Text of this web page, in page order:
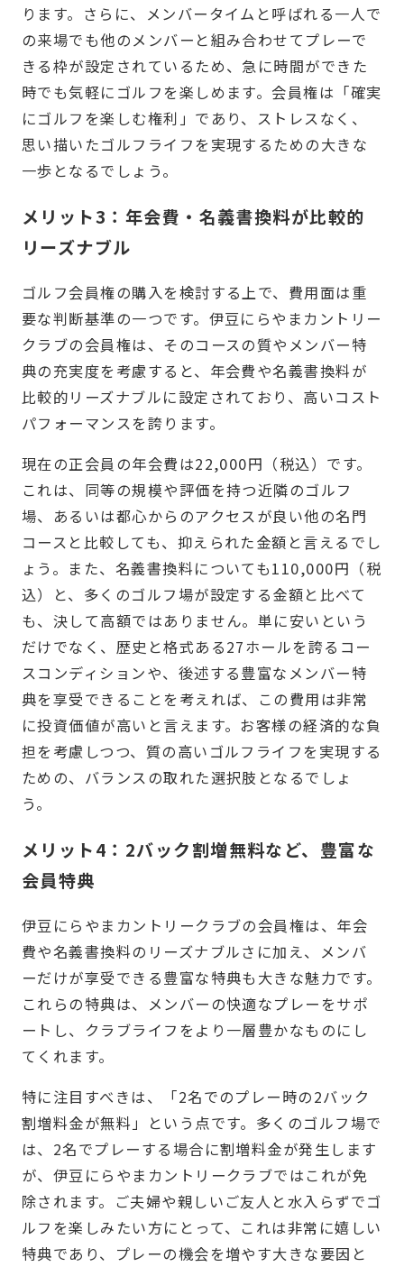
ります。さらに、メンバータイムと呼ばれる一人で
の来場でも他のメンバーと組み合わせてプレーで
きる枠が設定されているため、急に時間ができた
時でも気軽にゴルフを楽しめます。会員権は「確実
にゴルフを楽しむ権利」であり、ストレスなく、
思い描いたゴルフライフを実現するための大きな
一歩となるでしょう。
メリット3：年会費・名義書換料が比較的
リーズナブル
ゴルフ会員権の購入を検討する上で、費用面は重
要な判断基準の一つです。伊豆にらやまカントリー
クラブの会員権は、そのコースの質やメンバー特
典の充実度を考慮すると、年会費や名義書換料が
比較的リーズナブルに設定されており、高いコスト
パフォーマンスを誇ります。
現在の正会員の年会費は22,000円（税込）です。
これは、同等の規模や評価を持つ近隣のゴルフ
場、あるいは都心からのアクセスが良い他の名門
コースと比較しても、抑えられた金額と言えるでし
ょう。また、名義書換料についても110,000円（税
込）と、多くのゴルフ場が設定する金額と比べて
も、決して高額ではありません。単に安いという
だけでなく、歴史と格式ある27ホールを誇るコー
スコンディションや、後述する豊富なメンバー特
典を享受できることを考えれば、この費用は非常
に投資価値が高いと言えます。お客様の経済的な負
担を考慮しつつ、質の高いゴルフライフを実現する
ための、バランスの取れた選択肢となるでしょ
う。
メリット4：2バック割増無料など、豊富な
会員特典
伊豆にらやまカントリークラブの会員権は、年会
費や名義書換料のリーズナブルさに加え、メンバ
ーだけが享受できる豊富な特典も大きな魅力です。
これらの特典は、メンバーの快適なプレーをサポ
ートし、クラブライフをより一層豊かなものにし
てくれます。
特に注目すべきは、「2名でのプレー時の2バック
割増料金が無料」という点です。多くのゴルフ場で
は、2名でプレーする場合に割増料金が発生します
が、伊豆にらやまカントリークラブではこれが免
除されます。ご夫婦や親しいご友人と水入らずでゴ
ルフを楽しみたい方にとって、これは非常に嬉しい
特典であり、プレーの機会を増やす大きな要因と